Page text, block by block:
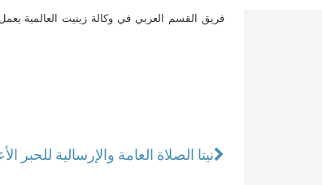
فريق القسم العربي في وكالة زينيت العالمية
نيتا الصلاة العامة والإرسالية للحبر